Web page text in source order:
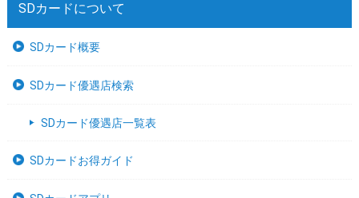
SDカードについて
SDカード概要
SDカード優遇店検索
SDカード優遇店一覧表
SDカードお得ガイド